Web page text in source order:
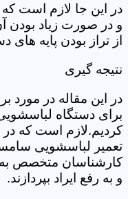
در این جا لازم است
و در صورت زیاد بودن
از تراز بودن پایه های
نتیجه گیری
در این مقاله در مورد
برای دستگاه
کردیم.لازم است که
تعمیر لباسشویی
کارشناسان متخصص به
و به رفع ایراد بپردازند.